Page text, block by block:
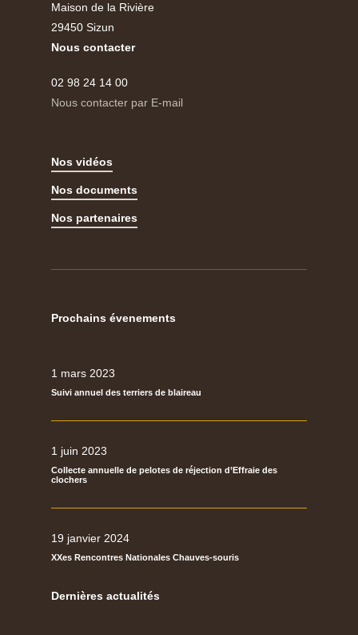
Maison de la Rivière
29450 Sizun
Nous contacter
02 98 24 14 00
Nous contacter par E-mail
Nos vidéos
Nos documents
Nos partenaires
Prochains évenements
1 mars 2023
Suivi annuel des terriers de blaireau
1 juin 2023
Collecte annuelle de pelotes de réjection d’Effraie des
clochers
19 janvier 2024
XXes Rencontres Nationales Chauves-souris
Dernières actualités